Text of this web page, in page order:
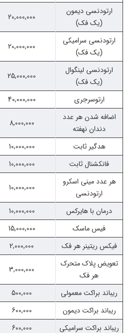
ارتودنسی دیمون
(یک فک)
20,000,000
ارتودنسی سرامیکی
(یک فک)
20,000,000
ارتودنسی لینگوال
(یک فک)
25,000,000
ارتوسرجری 40,000,000
اضافه شدن هر عدد
دندان نهفته
8,000,000
هدگیر ثابت 10,000,000
فانکشنال ثابت
10,000,000
هر عدد مینی اسکرو
ارتودنسی
10,000,000
درمان با هایرکس 10,000,000
فیس ماسک
15,000,000
فیکس ریتینر هر فک
2,000,000
تعویض پلاک متحرک
هر فک
3,000,000
ریباند براکت معمولی 500,000
ریباند براکت دیمون
600,000
ریباند براکت سرامیکی
600,000